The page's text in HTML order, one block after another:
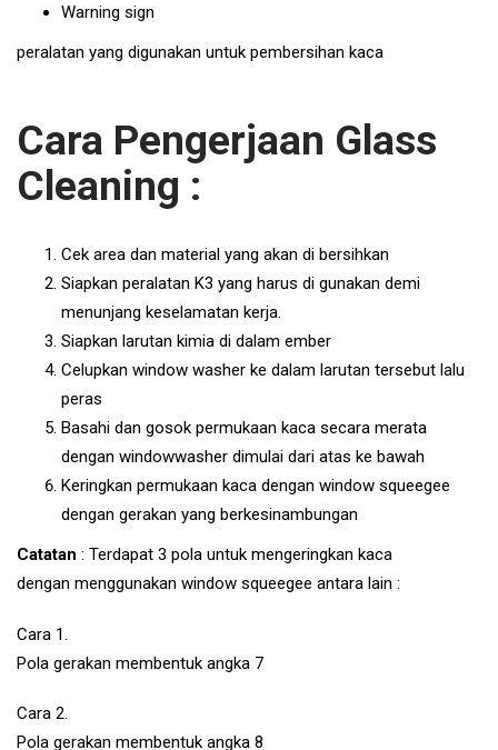
Warning sign
peralatan yang digunakan untuk pembersihan kaca
Cara Pengerjaan Glass
Cleaning :
Cek area dan material yang akan di bersihkan
Siapkan peralatan K3 yang harus di gunakan demi
menunjang keselamatan kerja.
Siapkan larutan kimia di dalam ember
Celupkan window washer ke dalam larutan tersebut lalu
peras
Basahi dan gosok permukaan kaca secara merata
dengan windowwasher dimulai dari atas ke bawah
Keringkan permukaan kaca dengan window squeegee
dengan gerakan yang berkesinambungan
Catatan : Terdapat 3 pola untuk mengeringkan kaca
dengan menggunakan window squeegee antara lain :
Cara 1.
Pola gerakan membentuk angka 7
Cara 2.
Pola gerakan membentuk angka 8